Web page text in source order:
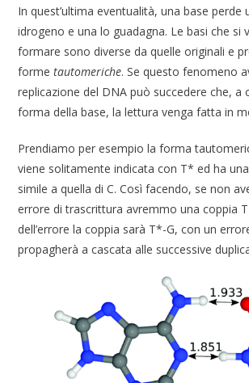
In quest’ultima eventualità, una base perde
idrogeno e una lo guadagna. Le basi che si
formare sono diverse da quelle originali e
formetautomeriche. Se questo fenomeno
replicazione del DNA può succedere che, a
forma della base, la lettura venga fatta in
Prendiamo per esempio la forma
viene solitamente indicata con T* ed ha
simile a quella di C. Così facendo, se non
errore di trascrittura avremmo una coppia
dell’errore la coppia sarà T*-G, con un
propagherà a cascata alle successive